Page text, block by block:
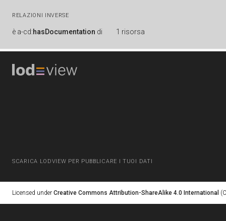
RELAZIONI INVERSE
è a-cd:hasDocumentation di 1 risorsa
SCARICA LODVIEW PER PUBBLICARE I TUOI DATI
Licensed under Creative Commons Attribution-ShareAlike 4.0 International